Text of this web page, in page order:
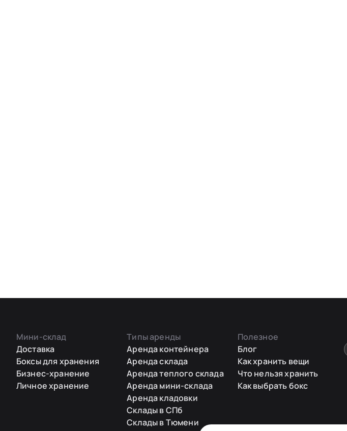
Мини-склад
Доставка
Боксы для хранения
Бизнес-хранение
Личное хранение
Типы аренды
Аренда контейнера
Аренда склада
Аренда теплого склада
Аренда мини-склада
Аренда кладовки
Склады в СПб
Склады в Тюмени
Полезное
Блог
Как хранить вещи
Что нельзя хранить
Как выбрать бокс